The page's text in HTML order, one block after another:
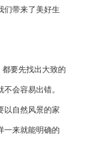
们带来了美好生
要先找出大致的
会容易出错。
以自然风景的家
一来就能明确的